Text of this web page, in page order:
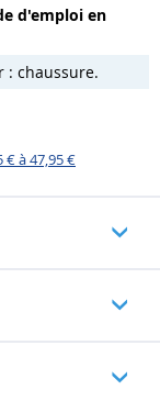
d'emploi en
: chaussure.
€ à 47,95 €